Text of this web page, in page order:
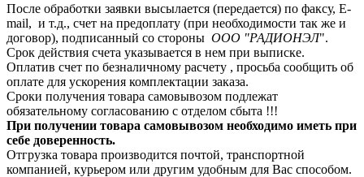
После обработки заявки высылается (передается) по факсу, E-
mail, и т.д., счет на предоплату (при необходимости так же и
договор), подписанный со стороны ООО "РАДИОНЭЛ".
Срок действия счета указывается в нем при выписке.
Оплатив счет по безналичному расчету , просьба сообщить об
оплате для ускорения комплектации заказа.
Сроки получения товара самовывозом подлежат
обязательному согласованию с отделом сбыта !!!
При получении товара самовывозом необходимо иметь при
себе доверенность.
Отгрузка товара производится почтой, транспортной
компанией, курьером или другим удобным для Вас способом.